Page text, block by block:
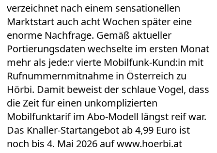
verzeichnet nach einem sensationellen
Marktstart auch acht Wochen später eine
enorme Nachfrage. Gemäß aktueller
Portierungsdaten wechselte im ersten Monat
mehr als jede:r vierte Mobilfunk-Kund:in mit
Rufnummernmitnahme in Österreich zu
Hörbi. Damit beweist der schlaue Vogel, dass
die Zeit für einen unkomplizierten
Mobilfunktarif im Abo-Modell längst reif war.
Das Knaller-Startangebot ab 4,99 Euro ist
noch bis 4. Mai 2026 aufwww.hoerbi.at